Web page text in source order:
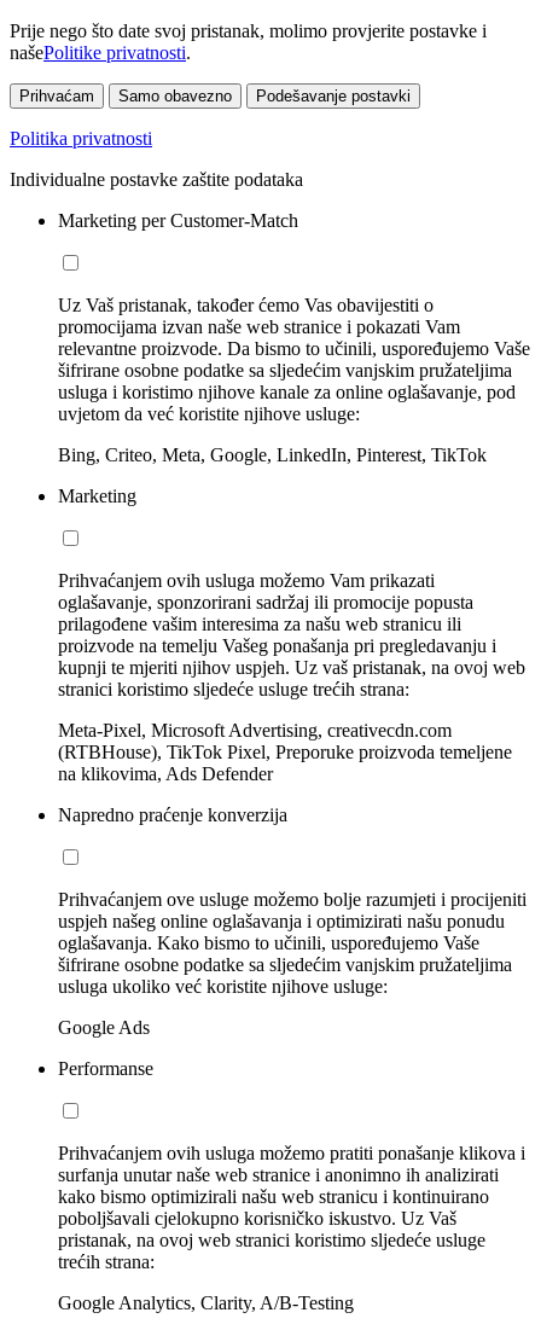
Prije nego što date svoj pristanak, molimo provjerite postavke i
našePolitike privatnosti.
Prihvaćam Samo obavezno Podešavanje postavki
Politika privatnosti
Individualne postavke zaštite podataka
Marketing per Customer-Match
Uz Vaš pristanak, također ćemo Vas obavijestiti o
promocijama izvan naše web stranice i pokazati Vam
relevantne proizvode. Da bismo to učinili, uspoređujemo Vaše
šifrirane osobne podatke sa sljedećim vanjskim pružateljima
usluga i koristimo njihove kanale za online oglašavanje, pod
uvjetom da već koristite njihove usluge:
Bing, Criteo, Meta, Google, LinkedIn, Pinterest, TikTok
Marketing
Prihvaćanjem ovih usluga možemo Vam prikazati
oglašavanje, sponzorirani sadržaj ili promocije popusta
prilagođene vašim interesima za našu web stranicu ili
proizvode na temelju Vašeg ponašanja pri pregledavanju i
kupnji te mjeriti njihov uspjeh. Uz vaš pristanak, na ovoj web
stranici koristimo sljedeće usluge trećih strana:
Meta-Pixel, Microsoft Advertising, creativecdn.com
(RTBHouse), TikTok Pixel, Preporuke proizvoda temeljene
na klikovima, Ads Defender
Napredno praćenje konverzija
Prihvaćanjem ove usluge možemo bolje razumjeti i procijeniti
uspjeh našeg online oglašavanja i optimizirati našu ponudu
oglašavanja. Kako bismo to učinili, uspoređujemo Vaše
šifrirane osobne podatke sa sljedećim vanjskim pružateljima
usluga ukoliko već koristite njihove usluge:
Google Ads
Performanse
Prihvaćanjem ovih usluga možemo pratiti ponašanje klikova i
surfanja unutar naše web stranice i anonimno ih analizirati
kako bismo optimizirali našu web stranicu i kontinuirano
poboljšavali cjelokupno korisničko iskustvo. Uz Vaš
pristanak, na ovoj web stranici koristimo sljedeće usluge
trećih strana:
Google Analytics, Clarity, A/B-Testing